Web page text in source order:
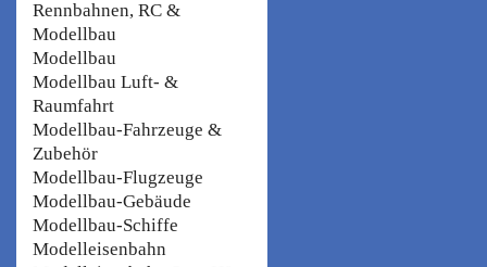
Rennbahnen, RC &
Modellbau
Modellbau
Modellbau Luft- &
Raumfahrt
Modellbau-Fahrzeuge &
Zubehör
Modellbau-Flugzeuge
Modellbau-Gebäude
Modellbau-Schiffe
Modelleisenbahn